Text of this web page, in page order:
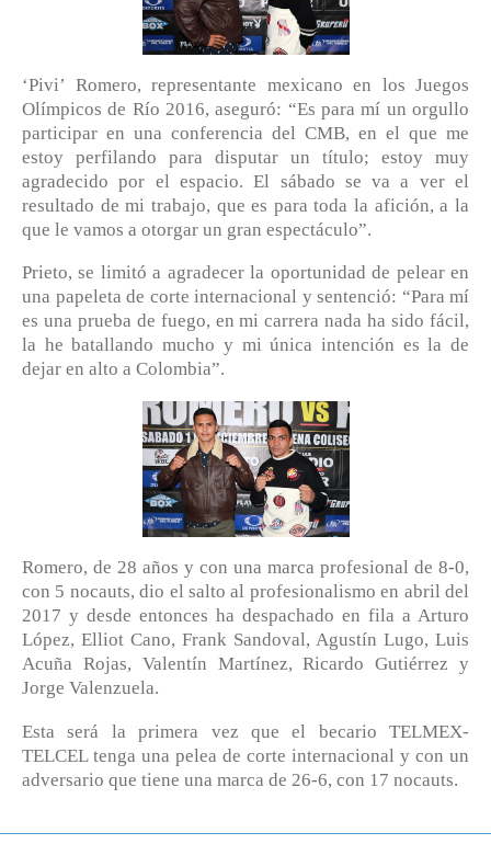
‘Pivi’ Romero, representante mexicano en los Juegos
Olímpicos de Río 2016, aseguró: “Es para mí un orgullo
participar en una conferencia del CMB, en el que me
estoy perfilando para disputar un título; estoy muy
agradecido por el espacio. El sábado se va a ver el
resultado de mi trabajo, que es para toda la afición, a la
que le vamos a otorgar un gran espectáculo”.
Prieto, se limitó a agradecer la oportunidad de pelear en
una papeleta de corte internacional y sentenció: “Para mí
es una prueba de fuego, en mi carrera nada ha sido fácil,
la he batallando mucho y mi única intención es la de
dejar en alto a Colombia”.
Romero, de 28 años y con una marca profesional de 8-0,
con 5 nocauts, dio el salto al profesionalismo en abril del
2017 y desde entonces ha despachado en fila a Arturo
López, Elliot Cano, Frank Sandoval, Agustín Lugo, Luis
Acuña Rojas, Valentín Martínez, Ricardo Gutiérrez y
Jorge Valenzuela.
Esta será la primera vez que el becario TELMEX-
TELCEL tenga una pelea de corte internacional y con un
adversario que tiene una marca de 26-6, con 17 nocauts.